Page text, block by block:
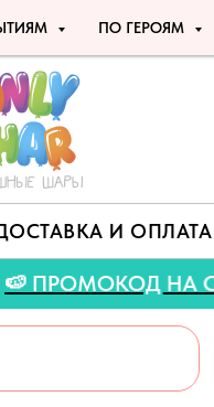
ПО ГЕРОЯМ
И ОПЛАТА
🍉 🍉